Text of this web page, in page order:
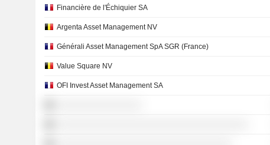
Financière de l'Échiquier SA
Argenta Asset Management NV
Générali Asset Management SpA SGR (France)
Value Square NV
OFI Invest Asset Management SA